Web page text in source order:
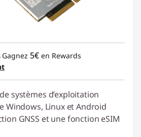
Gagnez 5€ en Rewards
systèmes d’exploitation
Windows, Linux et Android
GNSS et une fonction eSIM